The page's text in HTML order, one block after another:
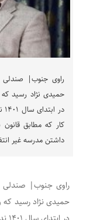
راوی جنوب| صندلی
حمیدی نژاد رسید
کار که مطابق
داشتن مدرسه غیر
راوی جنوب| صندلی
حمیدی نژاد رسید